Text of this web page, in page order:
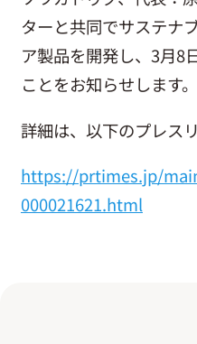
ターと共同でサステナ
ア製品を開発し、3月8
ことをお知らせします。
詳細は、以下のプレス
https://prtimes.jp/
000021621.html